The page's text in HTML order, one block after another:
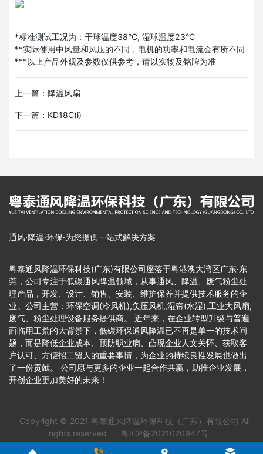
*标准测试工况为：干球温度38°C, 湿球温度23°C
**实际使用中风量和风压的不同，电机的功率和电流会有所不同
***以上产品外观及参数仅供参考，请以实物及铭牌为准
上一篇：降温风扇
下一篇：KD18C(i)
通风·降温·环保·为您提供一站式解决方案
粤泰通风降温环保科技(广东)有限公司座落于粤港澳大湾区广东·东
莞，公司专注于低碳通风降温领域，从事通风、降温、废气粉尘处
理产品，开发、设计、销售、安装、维护保养并提供技术服务的企
业。公司主营：环保空调(冷风机),负压风机,湿帘(水湿),工业大风扇,
废气、粉尘处理设备服务提供商。 近年来，在企业转型升级与普遍
面临用工荒的大背景下，低碳环保通风降温已不再是单一的技术问
题，而是降低企业成本、预防职业病、凸现企业人文关怀、获取客
户认可、方便招工留人的重要事情，为企业的持续良性发展也做出
了一份贡献。 公司愿与更多的企业一起合作共赢，助推企业发展，
开创企业更加美好的未来！
Copyright © 2021 粤泰通风降温环保科技（广东）有限公司 All
rights reserved
粤ICP备2021020947号
＊本站部分网页素材来源互联网，如有侵权请速告知，我们会在